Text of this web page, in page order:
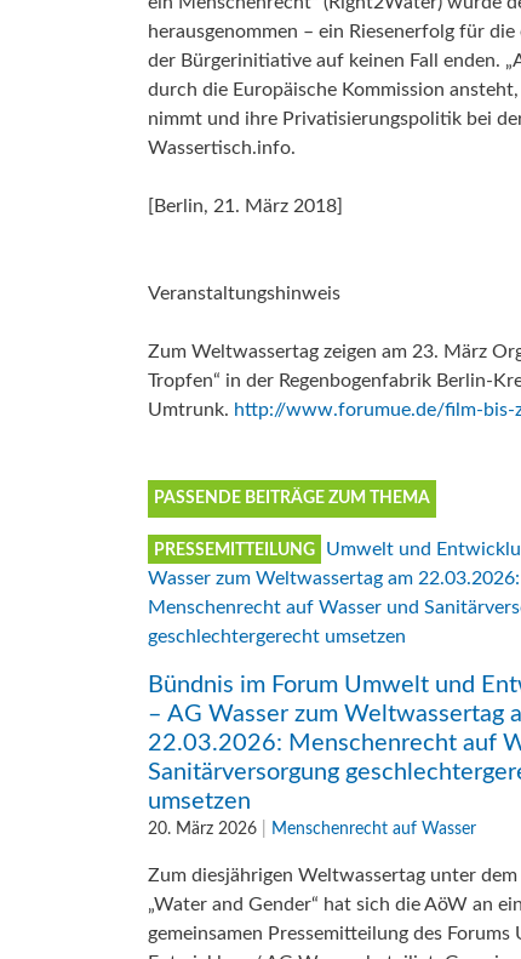
herausgenommen – ein Riesenerfolg für
der Bürgerinitiative auf keinen Fall enden.
durch die Europäische Kommission
nimmt und ihre Privatisierungspolitik bei
Wassertisch.info.
[Berlin, 21. März 2018]
Veranstaltungshinweis
Zum Weltwassertag zeigen am 23. März
Tropfen“ in der Regenbogenfabrik Berlin-
Umtrunk. http://www.forumue.de/film-
PASSENDE BEITRÄGE ZUM THEMA
PRESSEMITTEILUNG
Bündnis im Forum Umwelt und
– AG Wasser zum Weltwassertag
22.03.2026: Menschenrecht auf
Sanitärversorgung
umsetzen
20. März 2026 Menschenrecht auf Wasser
Zum diesjährigen Weltwassertag unter
„Water and Gender“ hat sich die AöW an
gemeinsamen Pressemitteilung des Forums